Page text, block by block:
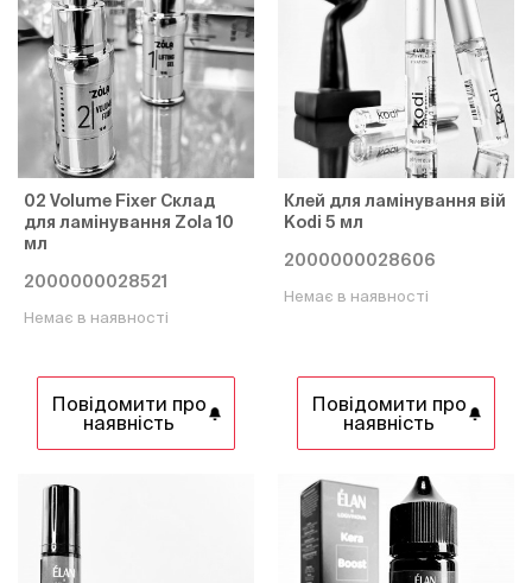
02 Volume Fixer Склад
для ламінування Zola 10
мл
2000000028521
Немає в наявності
Повідомити про
наявність
Клей для ламінування вій
Kodi 5 мл
2000000028606
Немає в наявності
Повідомити про
наявність